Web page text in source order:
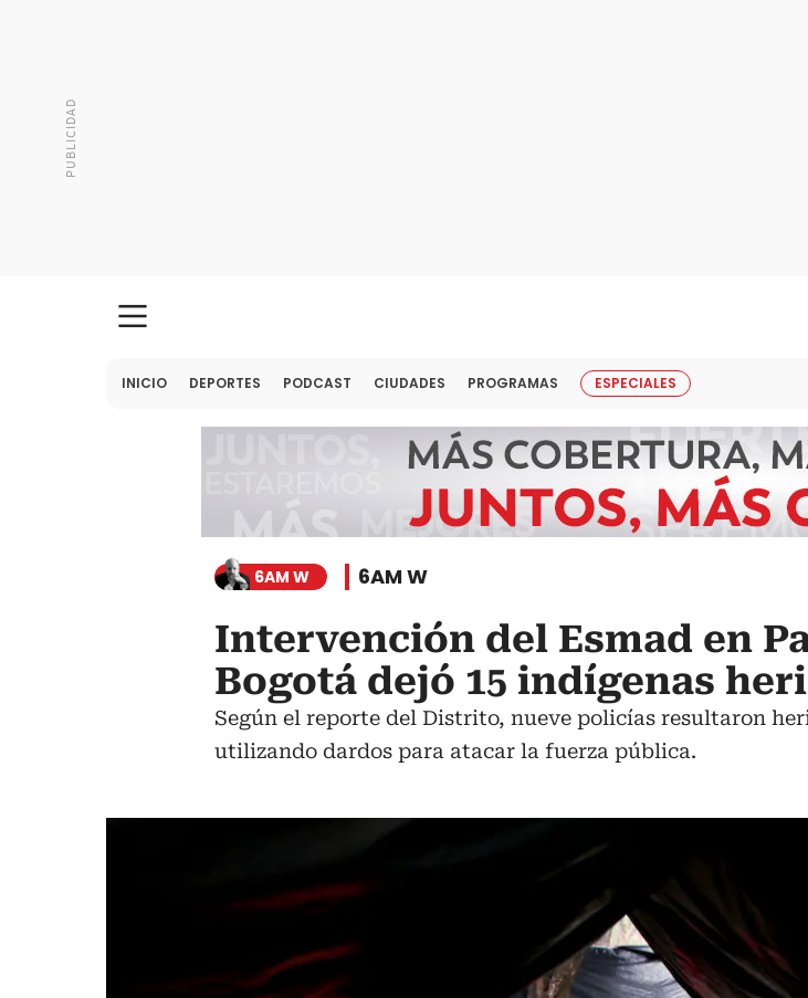
INICIO DEPORTES PODCAST CIUDADES PROGRAMAS ESPECIALES
6AM W 6AM W
Intervención del Esmad en
Bogotá dejó 15 indígenas
Según el reporte del Distrito, nueve policías resultaron
utilizando dardos para atacar la fuerza pública.